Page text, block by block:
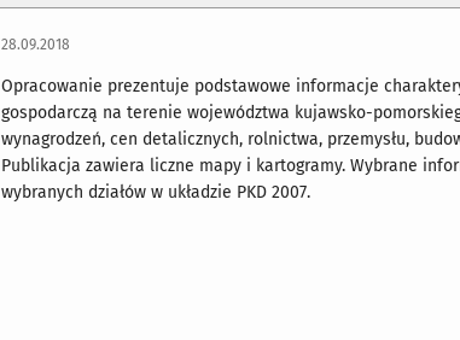
28.09.2018
Opracowanie prezentuje podstawowe informacje
gospodarczą na terenie województwa kujawsko-
wynagrodzeń, cen detalicznych, rolnictwa, przemysłu,
Publikacja zawiera liczne mapy i kartogramy. Wybrane
wybranych działów w układzie PKD 2007.